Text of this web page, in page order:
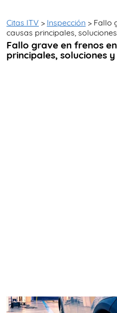
TRÁMITES
AYUDA
Citas ITV > Inspección > Fallo
causas principales,
Fallo grave en frenos
principales, soluciones